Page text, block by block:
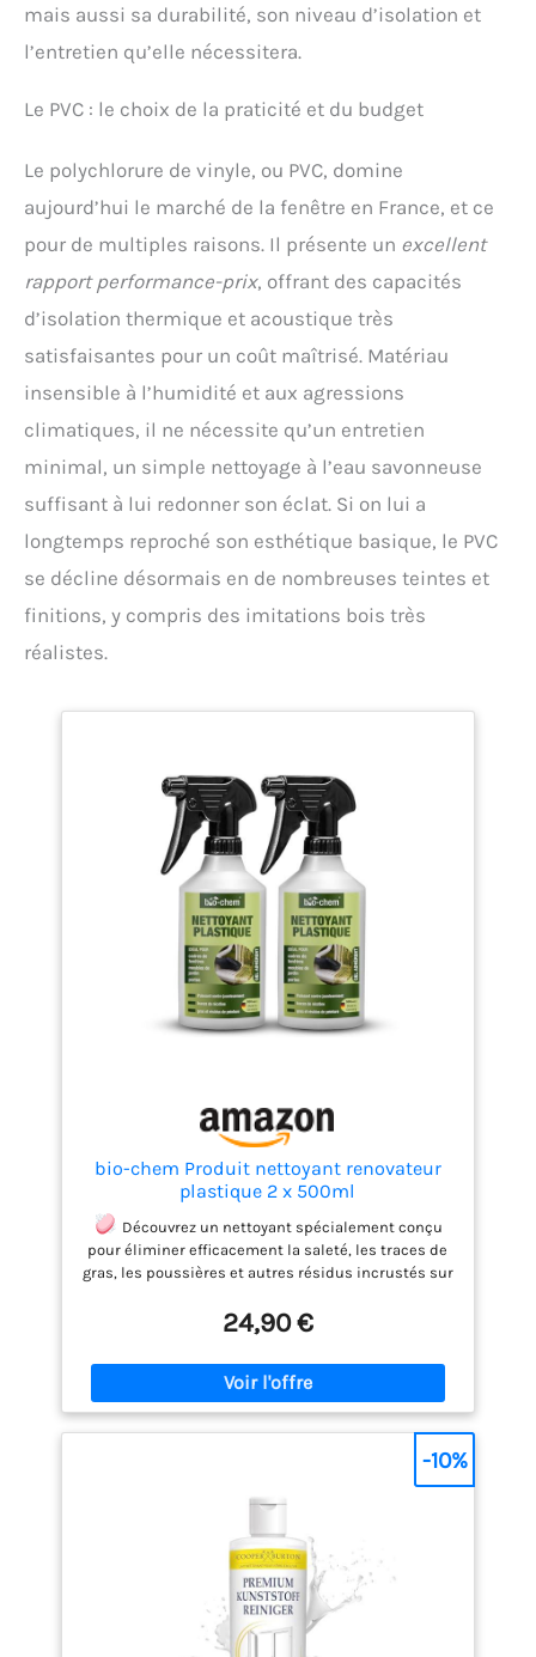
mais aussi sa durabilité, son niveau d’isolation et
l’entretien qu’elle nécessitera.
Le PVC : le choix de la praticité et du budget
Le polychlorure de vinyle, ou PVC, domine
aujourd’hui le marché de la fenêtre en France, et ce
pour de multiples raisons. Il présente un excellent
rapport performance-prix, offrant des capacités
d’isolation thermique et acoustique très
satisfaisantes pour un coût maîtrisé. Matériau
insensible à l’humidité et aux agressions
climatiques, il ne nécessite qu’un entretien
minimal, un simple nettoyage à l’eau savonneuse
suffisant à lui redonner son éclat. Si on lui a
longtemps reproché son esthétique basique, le PVC
se décline désormais en de nombreuses teintes et
finitions, y compris des imitations bois très
réalistes.
bio-chem Produit nettoyant renovateur
plastique 2 x 500ml
Découvrez un nettoyant spécialement conçu
pour éliminer efficacement la saleté, les traces de
gras, les poussières et autres résidus incrustés sur
intérieur ou en extérieur. Que ce soit pour vos
meubles, vos appareils ou vos accessoires, ce
produit redonne instantanément éclat et propreté,
Offrez une seconde vie à vos
surfaces même les plus sensibles grâce à ce
nettoyant puissant, doux tout en éliminant les
salissures les plus tenaces. Son action non
même sur des plastiques délicats. Idéal pour tous
situation avec une performance inégalée.
Utilisable sur une large gamme d’objets, ce
nettoyant s’avère indispensable pour vos meubles
de jardin, surfaces de voiture, jouets pour enfants,
appareils électroménagers et bien plus encore. Sa
24,90 €
-10%